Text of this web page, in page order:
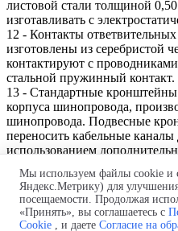
листовой стали толщиной
изготавливать с
12 - Контакты
изготовлены из серебристой
контактируют с
стальной пружинный контакт.
13 - Стандартные
корпуса шинопровода,
шинопровода. Подвесные
переносить кабельные
использованием
Производство и поставка
Проект бесплатно! Быстро и в
Телефон:
+7 (843) 250-44-56
Мы используем файлы cookie и
Яндекс.Метрику) для
посещаемости. Продолжая
«Принять», вы соглашаетесь с
Cookie , и даете Согласие на